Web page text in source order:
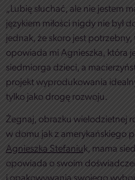
„Lubię słuchać, ale nie jestem
językiem miłości nigdy nie był
jednak, że skoro jest potrzebny,
opowiada mi Agnieszka, która
siedmiorga dzieci, a
projekt wyprodukowania
tylko jako drogę rozwoju.
Żegnaj, obrazku wielodzietnej
w domu jak z amerykańskiego
Agnieszka Stefaniu k, mama
opowiada o swoim